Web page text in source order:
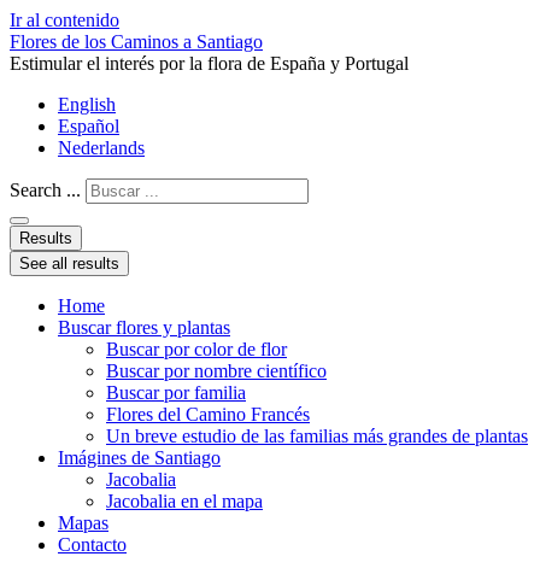
Ir al contenido
Flores de los Caminos a Santiago
Estimular el interés por la flora de España y Portugal
English
Español
Nederlands
Search ...
Results
See all results
Home
Buscar flores y plantas
Buscar por color de flor
Buscar por nombre científico
Buscar por familia
Flores del Camino Francés
Un breve estudio de las familias más grandes de plantas
Imágines de Santiago
Jacobalia
Jacobalia en el mapa
Mapas
Contacto